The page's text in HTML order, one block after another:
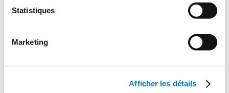
Statistiques
Marketing
Afficher les détails